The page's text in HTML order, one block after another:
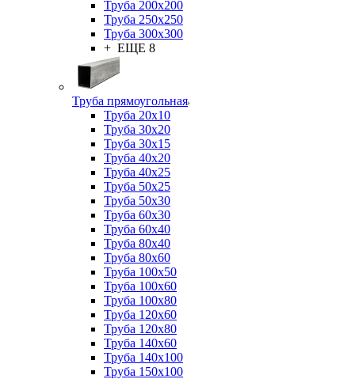
Труба 200x200
Труба 250x250
Труба 300x300
+ ЕЩЕ 8
Труба прямоугольная
Труба 20x10
Труба 30x20
Труба 30x15
Труба 40x20
Труба 40x25
Труба 50x25
Труба 50x30
Труба 60x30
Труба 60x40
Труба 80x40
Труба 80x60
Труба 100x50
Труба 100x60
Труба 100x80
Труба 120x60
Труба 120x80
Труба 140x60
Труба 140x100
Труба 150x100